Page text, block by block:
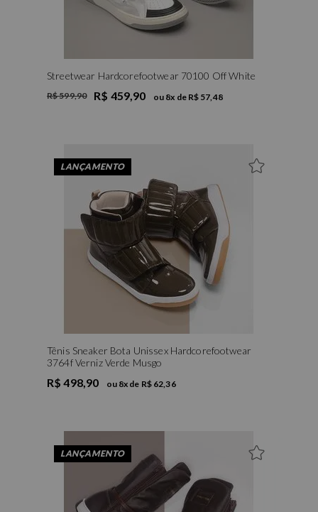
Streetwear Hardcorefootwear 70100 Off White
R$ 599,90 R$ 459,90 ou 8x de R$ 57,48
LANÇAMENTO
Tênis Sneaker Bota Unissex Hardcorefootwear
3764f Verniz Verde Musgo
R$ 498,90 ou 8x de R$ 62,36
LANÇAMENTO